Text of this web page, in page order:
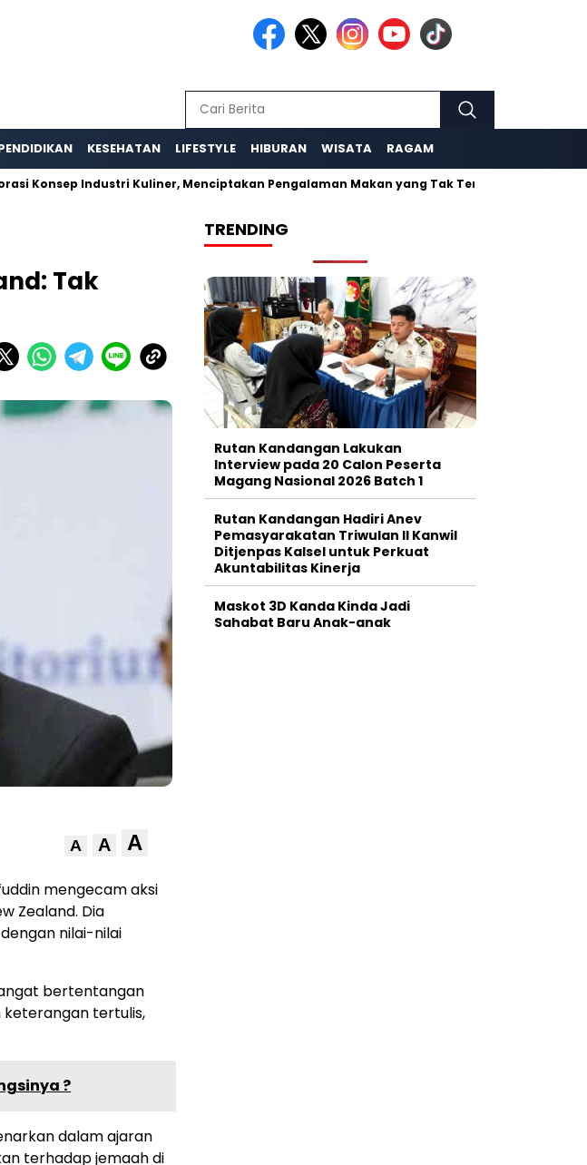
KESEHATAN LIFESTYLE HIBURAN WISATA RAGAM
Industri Kuliner, Menciptakan Pengalaman Makan yang Tak Terlupakan
Tak
A A A
mengecam aksi
Zealand. Dia
nilai-nilai
bertentangan
keterangan tertulis,
?
dalam ajaran
terhadap jemaah di
TRENDING
Rutan Kandangan Lakukan
Interview pada 20 Calon Peserta
Magang Nasional 2026 Batch 1
Rutan Kandangan Hadiri Anev
Pemasyarakatan Triwulan II Kanwil
Ditjenpas Kalsel untuk Perkuat
Akuntabilitas Kinerja
Maskot 3D Kanda Kinda Jadi
Sahabat Baru Anak-anak